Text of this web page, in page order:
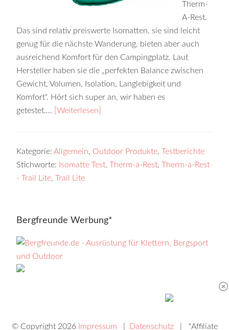
Therm-
A-Rest.
Das sind relativ preiswerte Isomatten, sie sind leicht
genug für die nächste Wanderung, bieten aber auch
ausreichend Komfort für den Campingplatz. Laut
Hersteller haben sie die „perfekten Balance zwischen
Gewicht, Volumen, Isolation, Langlebigkeit und
Komfort“. Hört sich super an, wir haben es
getestet….
[Weiterlesen]
Kategorie:Allgemein, Outdoor Produkte,Testberichte
Stichworte:
Isomatte Test,Therm-a-Rest,Therm-a-Rest
- Trail Lite,Trail Lite
Bergfreunde Werbung*
© Copyright 2026 Impressum Datenschutz| *Affiliate